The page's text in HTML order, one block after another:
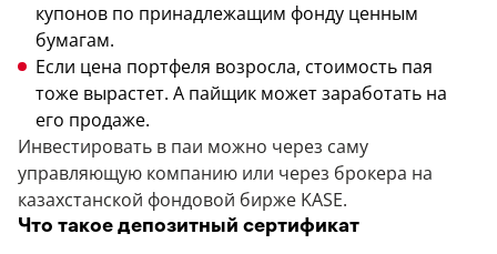
купонов по принадлежащим фонду ценным
бумагам.
Если цена портфеля возросла, стоимость пая
тоже вырастет. А пайщик может заработать на
его продаже.
Инвестировать в паи можно через саму
управляющую компанию или через брокера на
казахстанской фондовой бирже KASE.
Что такое депозитный сертификат